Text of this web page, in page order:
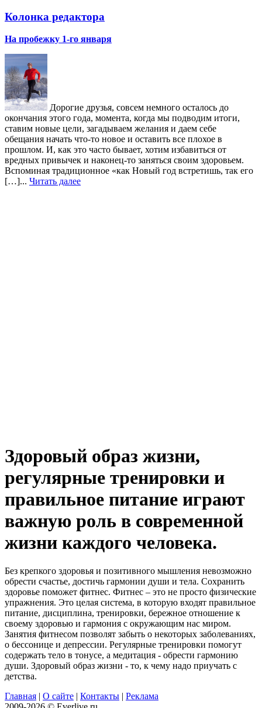
Колонка редактора
На пробежку 1-го января
Дорогие друзья, совсем немного осталось до
окончания этого года, момента, когда мы подводим итоги,
ставим новые цели, загадываем желания и даем себе
обещания начать что-то новое и оставить все плохое в
прошлом. И, как это часто бывает, хотим избавиться от
вредных привычек и наконец-то заняться своим здоровьем.
Вспоминая традиционное «как Новый год встретишь, так его
[…]... Читать далее
Здоровый образ жизни,
регулярные тренировки и
правильное питание играют
важную роль в современной
жизни каждого человека.
Без крепкого здоровья и позитивного мышления невозможно
обрести счастье, достичь гармонии души и тела. Сохранить
здоровье поможет фитнес. Фитнес – это не просто физические
упражнения. Это целая система, в которую входят правильное
питание, дисциплина, тренировки, бережное отношение к
своему здоровью и гармония с окружающим нас миром.
Занятия фитнесом позволят забыть о некоторых заболеваниях,
о бессонице и депрессии. Регулярные тренировки помогут
содержать тело в тонусе, а медитация - обрести гармонию
души. Здоровый образ жизни - то, к чему надо приучать с
детства.
Главная | О сайте | Контакты | Реклама